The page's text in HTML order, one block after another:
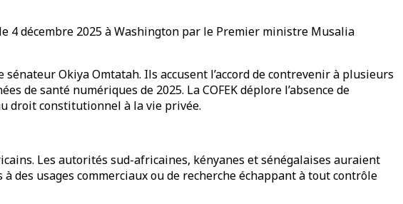
4 décembre 2025 à Washington par le Premier ministre Musalia
Okiya Omtatah. Ils accusent l’accord de contrevenir à plusieurs
de santé numériques de 2025. La COFEK déplore l’absence de
droit constitutionnel à la vie privée.
Les autorités sud-africaines, kényanes et sénégalaises auraient
des usages commerciaux ou de recherche échappant à tout contrôle